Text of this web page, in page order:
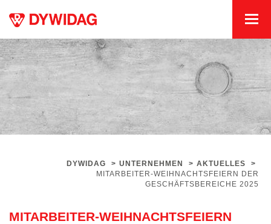
DYWIDAG > UNTERNEHMEN > AKTUELLES
>
MITARBEITER-WEIHNACHTSFEIERN DER
GESCHÄFTSBEREICHE 2025
MITARBEITER-WEIHNACHTSFEIERN